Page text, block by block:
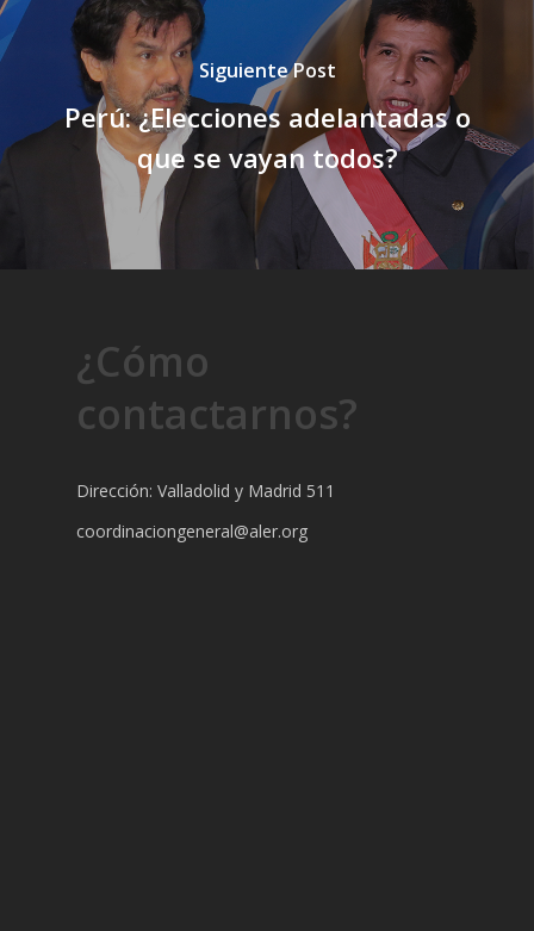
Siguiente Post
Perú: ¿Elecciones adelantadas o
que se vayan todos?
¿Cómo
contactarnos?
Dirección: Valladolid y Madrid 511
coordinaciongeneral@aler.org